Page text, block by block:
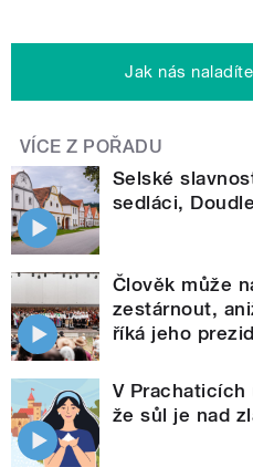
Jak nás
VÍCE Z POŘADU
Selské
sedláci,
Člověk může
zestárnout,
říká jeho
V Prachaticích
že sůl je nad